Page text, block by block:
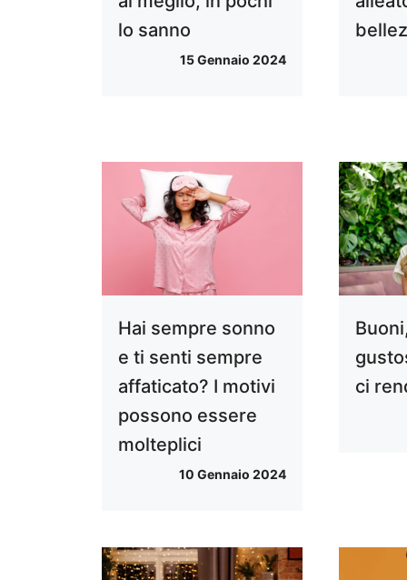
lo sanno
15 Gennaio 2024
Hai sempre sonno
e ti senti sempre
affaticato? I motivi
possono essere
molteplici
10 Gennaio 2024
ci